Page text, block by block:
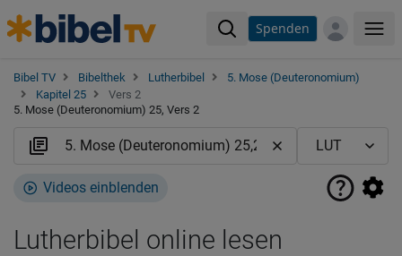
Spenden
Bibel TV Bibelthek Lutherbibel
5. Mose (Deuteronomium)
Kapitel 25
Vers 2
5. Mose (Deuteronomium) 25, Vers 2
Videos einblenden
Lutherbibel online lesen